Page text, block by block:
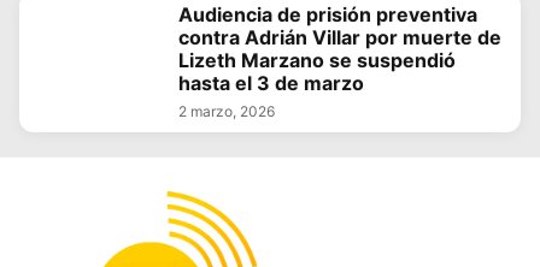
Audiencia de prisión preventiva
contra Adrián Villar por muerte de
Lizeth Marzano se suspendió
hasta el 3 de marzo
2 marzo, 2026